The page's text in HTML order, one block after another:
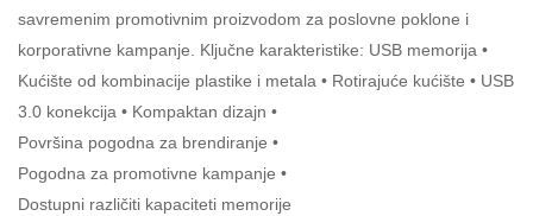
savremenim promotivnim proizvodom za poslovne poklone i
korporativne kampanje. Ključne karakteristike: USB memorija •
Kućište od kombinacije plastike i metala • Rotirajuće kućište • USB
3.0 konekcija • Kompaktan dizajn •
Površina pogodna za brendiranje •
Pogodna za promotivne kampanje •
Dostupni različiti kapaciteti memorije